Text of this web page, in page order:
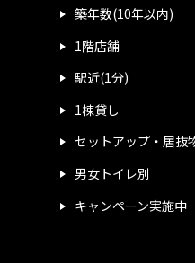
築年数(10年以内)
1階店舗
駅近(1分)
1棟貸し
セットアップ・居抜
男女トイレ別
キャンペーン実施中